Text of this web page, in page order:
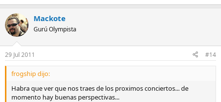
Mackote
Gurú Olympista
29 Jul 2011 #14
frogship dijo:
Habra que ver que nos traes de los proximos conciertos... de
momento hay buenas perspectivas...